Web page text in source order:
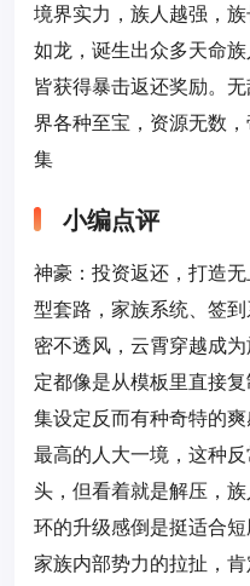
境界实力，族人越强，
如龙，诞生出众多天命
皆获得暴击返还奖励。
界各种至宝，资源无数
集
小编点评
神豪：投资返还，打造
型套路，家族系统、签
密不透风，云霄穿越成
定都像是从模板里直接
集设定反而有种奇特的
最高的人大一境，这种
头，但看着就是解压，
环的升级感倒是挺适合
家族内部势力的拉扯，